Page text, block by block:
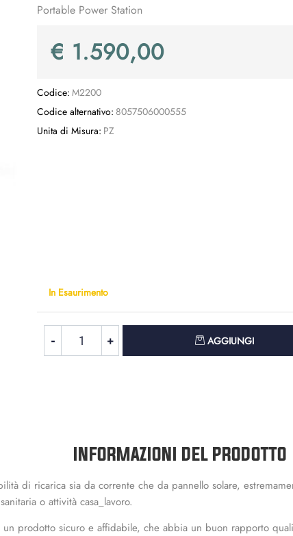
Portable Power Station
€ 1.590,00
Codice: M2200
Codice alternativo: 8057506000555
Unita di Misura: PZ
In Esaurimento
AGGIUNGI
INFORMAZIONI DEL PRODOTTO
di ricarica sia da corrente che da pannello solare,
o attività casa_lavoro.
prodotto sicuro e affidabile, che abbia un buon rapporto